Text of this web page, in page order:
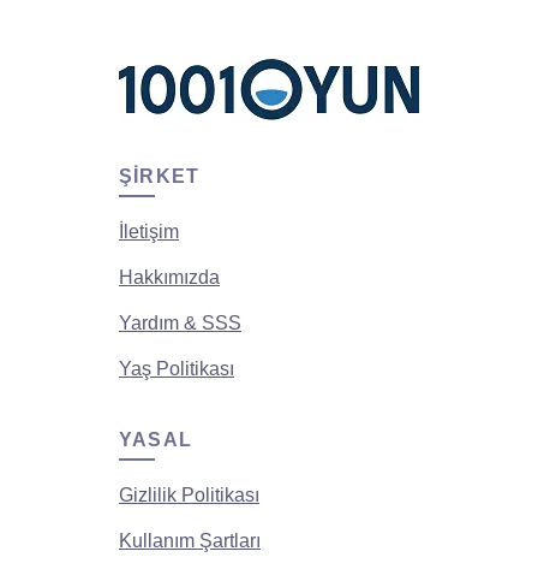
ŞIRKET
İletişim
Hakkımızda
Yardım & SSS
Yaş Politikası
YASAL
Gizlilik Politikası
Kullanım Şartları